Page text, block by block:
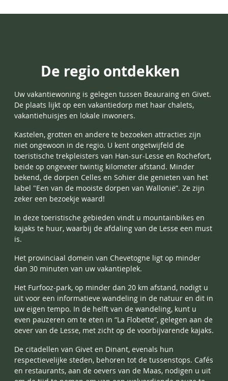
De regio ontdekken
Uw vakantiewoning is gelegen tussen Beauraing en Givet.
De plaats lijkt op een vakantiedorp met haar chalets,
vakantiehuisjes en lokale inwoners.
Kastelen, grotten en andere te bezoeken attracties zijn
niet ongewoon in de regio. U kent ongetwijfeld de
toeristische trekpleisters van Han-sur-Lesse en Rochefort,
beide op ongeveer twintig kilometer afstand. Minder
bekend, de dorpen Celles en Sohier die genieten van het
label "Een van de mooiste dorpen van Wallonië”. Ze zijn
zeker een bezoekje waard!
In deze toeristische gebieden vindt u mountainbikes en
kajaks te huur, waarbij de afdaling van de Lesse een must
is.
Het provinciaal domein van Chevetogne ligt op minder
dan 30 minuten van uw vakantieplek.
Het Furfooz-park, op minder dan 20 km afstand, nodigt u
uit voor een informatieve wandeling in de natuur en dit in
uw eigen tempo. In de helft van de wandeling, kunt u
even pauzeren om te eten in “La Flobette”, gelegen aan de
oever van de Lesse, met zicht op de voorbijvarende kajaks.
De citadellen van Givet en Dinant, evenals hun
respectievelijke steden, behoren tot de tussenstops. Cafés
en restaurants, aan de oevers van de Maas, nodigen u uit